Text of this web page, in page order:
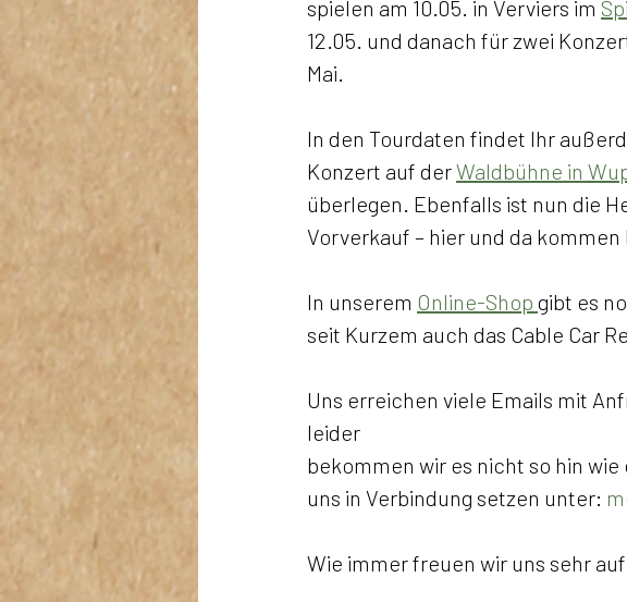
spielen am 10.05. in Verviers im
12.05. und danach für zwei
Mai.
In den Tourdaten findet Ihr
Konzert auf der Waldbühne in
überlegen. Ebenfalls ist nun die
Vorverkauf – hier und da
In unserem Online-Shop gibt es
seit Kurzem auch das Cable Car
Uns erreichen viele Emails mit
leider
bekommen wir es nicht so hin
uns in Verbindung setzen unter:
Wie immer freuen wir uns sehr